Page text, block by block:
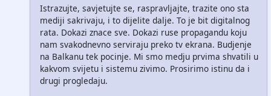
Istrazujte, savjetujte se, raspravljajte, trazite ono sta
mediji sakrivaju, i to dijelite dalje. To je bit digitalnog
rata. Dokazi znace sve. Dokazi ruse propagandu koju
nam svakodnevno serviraju preko tv ekrana. Budjenje
na Balkanu tek pocinje. Mi smo medju prvima shvatili u
kakvom svijetu i sistemu zivimo. Prosirimo istinu da i
drugi progledaju.